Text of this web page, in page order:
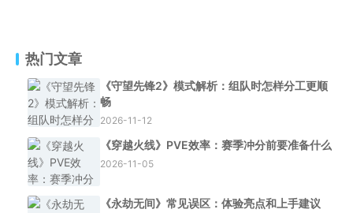
热门文章
《守望先锋2》模式解析：组队时怎样分工更顺
畅
2026-11-12
《穿越火线》PVE效率：赛季冲分前要准备什么
2026-11-05
《永劫无间》常见误区：体验亮点和上手建议